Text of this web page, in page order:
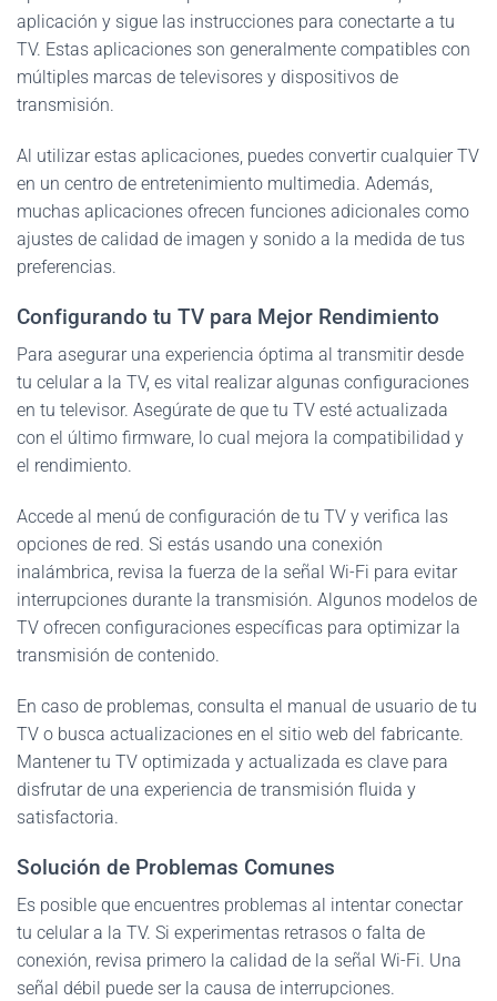
aplicación y sigue las instrucciones para conectarte a tu
TV. Estas aplicaciones son generalmente compatibles con
múltiples marcas de televisores y dispositivos de
transmisión.
Al utilizar estas aplicaciones, puedes convertir cualquier TV
en un centro de entretenimiento multimedia. Además,
muchas aplicaciones ofrecen funciones adicionales como
ajustes de calidad de imagen y sonido a la medida de tus
preferencias.
Configurando tu TV para Mejor Rendimiento
Para asegurar una experiencia óptima al transmitir desde
tu celular a la TV, es vital realizar algunas configuraciones
en tu televisor. Asegúrate de que tu TV esté actualizada
con el último firmware, lo cual mejora la compatibilidad y
el rendimiento.
Accede al menú de configuración de tu TV y verifica las
opciones de red. Si estás usando una conexión
inalámbrica, revisa la fuerza de la señal Wi-Fi para evitar
interrupciones durante la transmisión. Algunos modelos de
TV ofrecen configuraciones específicas para optimizar la
transmisión de contenido.
En caso de problemas, consulta el manual de usuario de tu
TV o busca actualizaciones en el sitio web del fabricante.
Mantener tu TV optimizada y actualizada es clave para
disfrutar de una experiencia de transmisión fluida y
satisfactoria.
Solución de Problemas Comunes
Es posible que encuentres problemas al intentar conectar
tu celular a la TV. Si experimentas retrasos o falta de
conexión, revisa primero la calidad de la señal Wi-Fi. Una
señal débil puede ser la causa de interrupciones.